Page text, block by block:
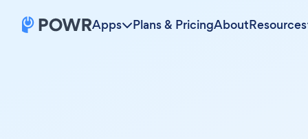
Apps Plans & PricingAboutResources